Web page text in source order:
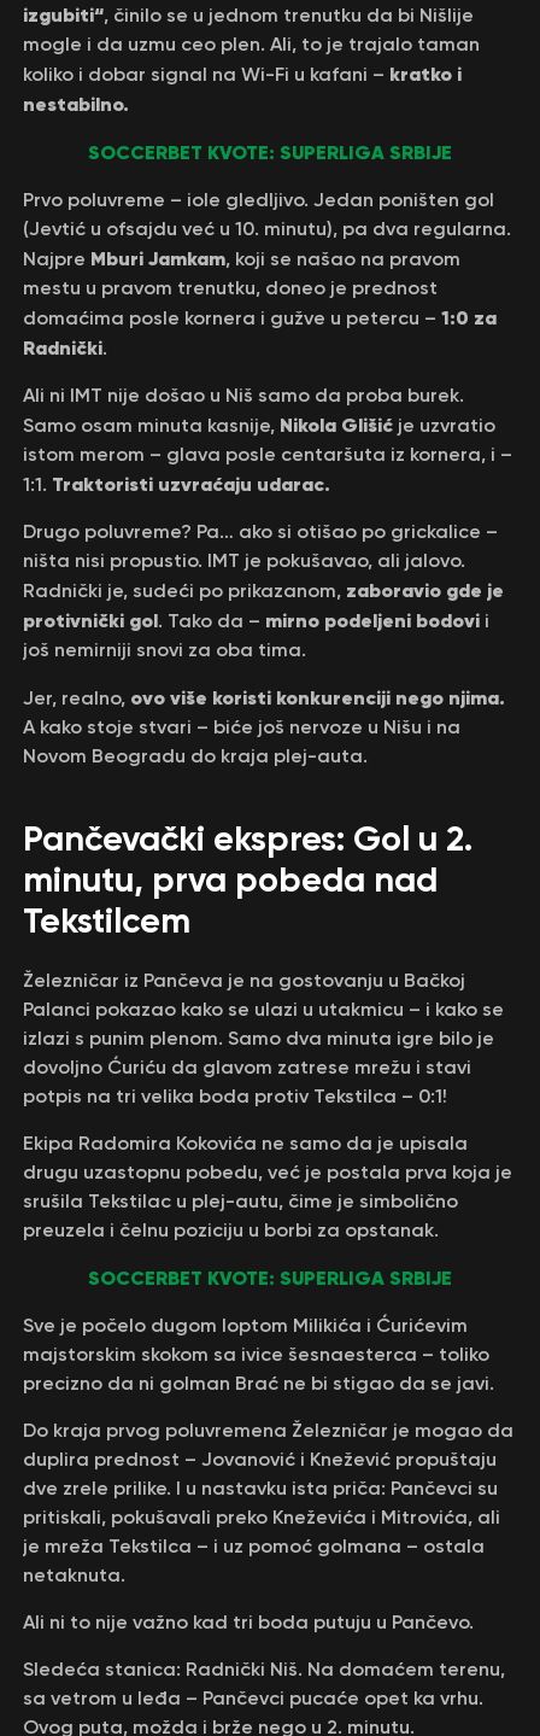
izgubiti“, činilo se u jednom trenutku da bi Nišlije
mogle i da uzmu ceo plen. Ali, to je trajalo taman
koliko i dobar signal na Wi-Fi u kafani – kratko i
nestabilno.
SOCCERBET KVOTE: SUPERLIGA SRBIJE
Prvo poluvreme – iole gledljivo. Jedan poništen gol
(Jevtić u ofsajdu već u 10. minutu), pa dva regularna.
Najpre Mburi Jamkam, koji se našao na pravom
mestu u pravom trenutku, doneo je prednost
domaćima posle kornera i gužve u petercu – 1:0 za
Radnički.
Ali ni IMT nije došao u Niš samo da proba burek.
Samo osam minuta kasnije, Nikola Glišićje uzvratio
istom merom – glava posle centaršuta iz kornera, i –
1:1. Traktoristi uzvraćaju udarac.
Drugo poluvreme? Pa… ako si otišao po grickalice –
ništa nisi propustio. IMT je pokušavao, ali jalovo.
Radnički je, sudeći po prikazanom, zaboravio gde je
protivnički gol. Tako da – mirno podeljeni bodovii
još nemirniji snovi za oba tima.
Jer, realno, ovo više koristi konkurenciji nego njima.
A kako stoje stvari – biće još nervoze u Nišu i na
Novom Beogradu do kraja plej-auta.
Pančevački ekspres: Gol u 2.
minutu, prva pobeda nad
Tekstilcem
Železničar iz Pančeva je na gostovanju u Bačkoj
Palanci pokazao kako se ulazi u utakmicu – i kako se
izlazi s punim plenom. Samo dva minuta igre bilo je
dovoljno Ćuriću da glavom zatrese mrežu i stavi
potpis na tri velika boda protiv Tekstilca – 0:1!
Ekipa Radomira Kokovića ne samo da je upisala
drugu uzastopnu pobedu, već je postala prva koja je
srušila Tekstilac u plej-autu, čime je simbolično
preuzela i čelnu poziciju u borbi za opstanak.
SOCCERBET KVOTE: SUPERLIGA SRBIJE
Sve je počelo dugom loptom Milikića i Ćurićevim
majstorskim skokom sa ivice šesnaesterca – toliko
precizno da ni golman Brać ne bi stigao da se javi.
Do kraja prvog poluvremena Železničar je mogao da
duplira prednost – Jovanović i Knežević propuštaju
dve zrele prilike. I u nastavku ista priča: Pančevci su
pritiskali, pokušavali preko Kneževića i Mitrovića, ali
je mreža Tekstilca – i uz pomoć golmana – ostala
netaknuta.
Ali ni to nije važno kad tri boda putuju u Pančevo.
Sledeća stanica: Radnički Niš. Na domaćem terenu,
sa vetrom u leđa – Pančevci pucaće opet ka vrhu.
Ovog puta, možda i brže nego u 2. minutu.